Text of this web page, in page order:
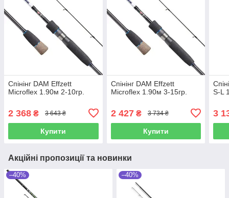
Спінінг DAM Effzett
Microflex 1.90м 2-10гр.
2 368 ₴ 3 643 ₴
Купити
Спінінг DAM Effzett
Microflex 1.90м 3-15гр.
2 427₴ 3 734 ₴
Купити
S-L
3
Акційні пропозиції та новинки
–40% –40%